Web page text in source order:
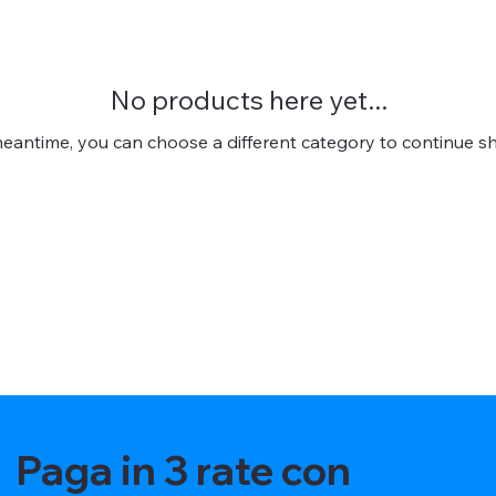
No products here yet...
you can choose a different category to continue
Paga in 3 rate con